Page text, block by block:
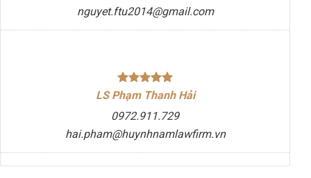
nguyet.ftu2014@gmail.com
LS Phạm Thanh Hải
0972.911.729
hai.pham@huynhnamlawfirm.vn